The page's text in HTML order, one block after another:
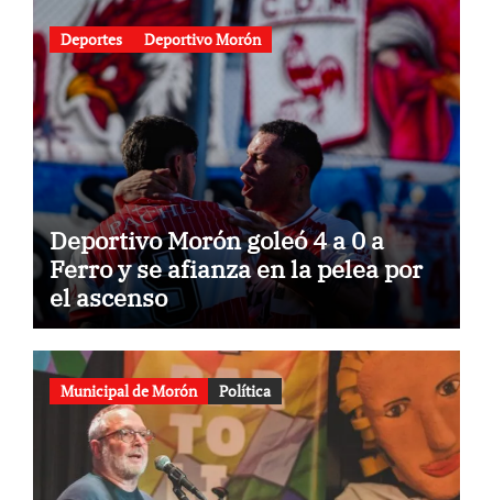
Deportes Deportivo Morón
Deportivo Morón goleó 4 a 0 a
Ferro y se afianza en la pelea por
el ascenso
Municipal de Morón Política